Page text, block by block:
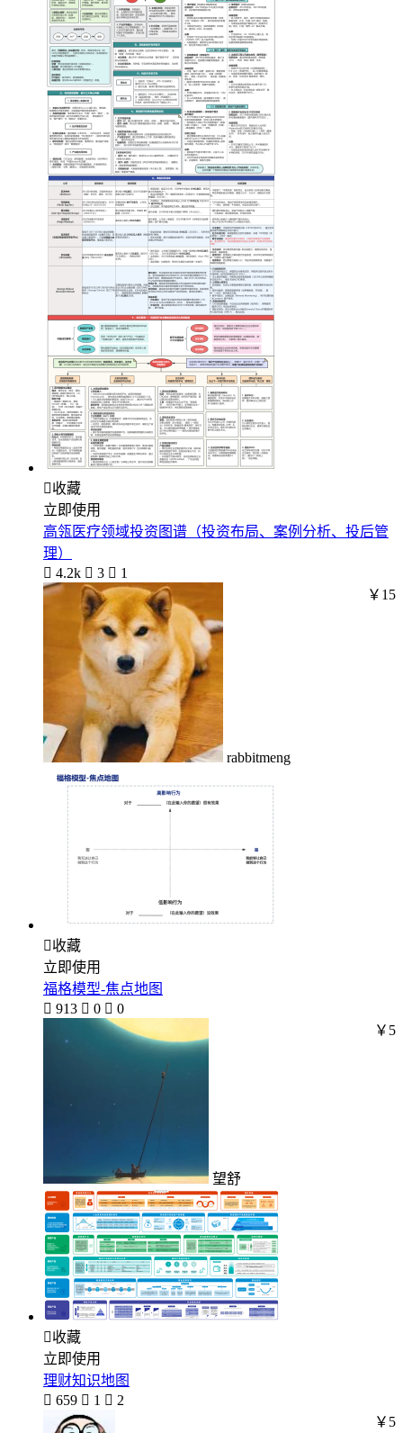
收藏
立即使用
高瓴医疗领域投资图谱（投资布局、案例分析、投后管
理）
 4.2k  3  1
rabbitmeng
￥15
收藏
立即使用
福格模型-焦点地图
 913  0  0
望舒
￥5
收藏
立即使用
理财知识地图
 659  1  2
￥5